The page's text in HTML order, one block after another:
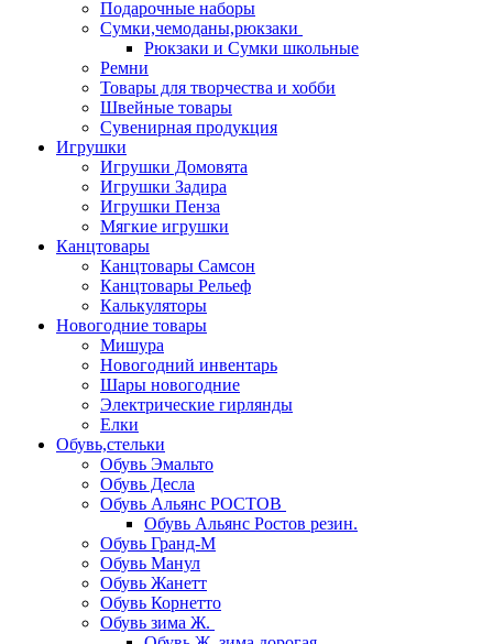
Подарочные наборы
Сумки,чемоданы,рюкзаки
Рюкзаки и Сумки школьные
Ремни
Товары для творчества и хобби
Швейные товары
Сувенирная продукция
Игрушки
Игрушки Домовята
Игрушки Задира
Игрушки Пенза
Мягкие игрушки
Канцтовары
Канцтовары Самсон
Канцтовары Рельеф
Калькуляторы
Новогодние товары
Мишура
Новогодний инвентарь
Шары новогодние
Электрические гирлянды
Елки
Обувь,стельки
Обувь Эмальто
Обувь Десла
Обувь Альянс РОСТОВ
Обувь Альянс Ростов резин.
Обувь Гранд-М
Обувь Манул
Обувь Жанетт
Обувь Корнетто
Обувь зима Ж.